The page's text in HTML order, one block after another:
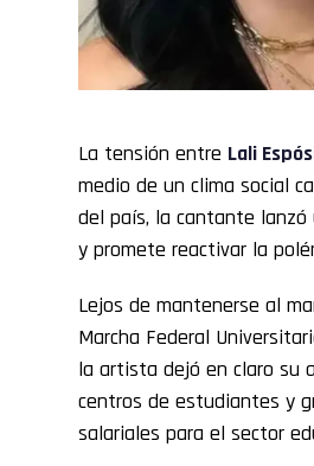
La tensión entre Lali
medio de un clima social
del país, la cantante
y promete reactivar la
Lejos de mantenerse al
Marcha Federal
la artista dejó en claro su
centros de estudiantes y
salariales para el sector